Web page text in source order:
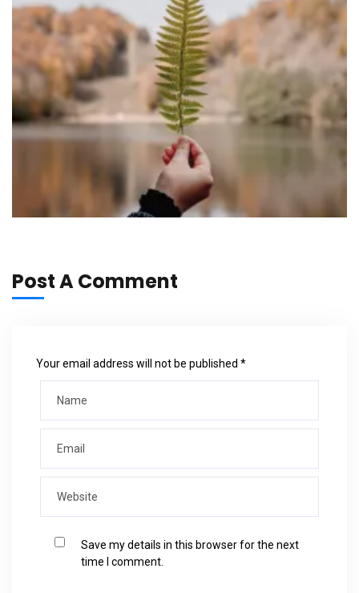
Post A Comment
Your email address will not be published *
Save my details in this browser for the next
time I comment.